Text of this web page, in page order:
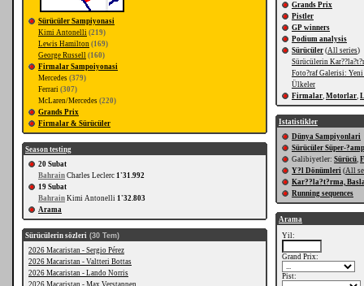
Sürücüler Sampiyonasi
Kimi Antonelli (219)
Lewis Hamilton (169)
George Russell (160)
Firmalar Sampoiyonasi
Mercedes (379)
Ferrari (307)
McLaren/Mercedes (220)
Grands Prix
Firmalar & Sürücüler
Season testing
20 Subat
Bahrain Charles Leclerc 1'31.992
19 Subat
Bahrain Kimi Antonelli 1'32.803
Arama
Sürücülerin sözleri (30 Tem)
2026 Macaristan - Sergio Pérez
2026 Macaristan - Valtteri Bottas
2026 Macaristan - Lando Norris
2026 Macaristan - Max Verstappen
Grands Prix
Pistler
GP winners
Podium analysis
Sürücüler (All series)
Sürücülerin
Foto?raf Galerisi:
Ülkeler
Firmalar, Motorlar,
Istatistikler
Dünya Sampiyonlari
Sürücüler Süper-
Galibiyetler: Sürücü,
Y?l Dönümleri (All
Kar??la?t?rma,
Running sequences
Arama
Yil:
Grand Prix:
Pist: